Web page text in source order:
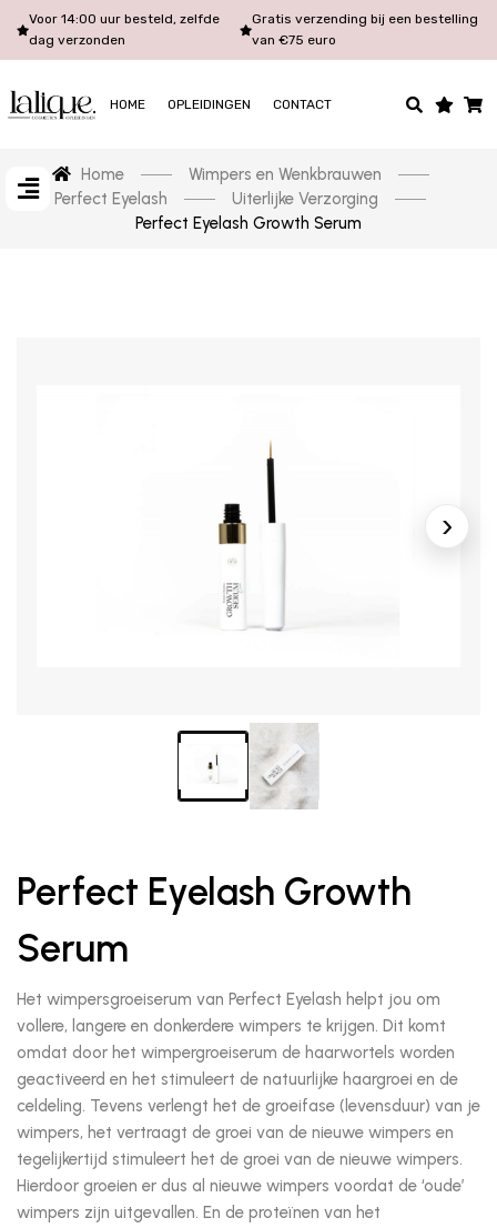
Voor 14:00 uur besteld, zelfde
dag verzonden
Gratis verzending bij een bestelling
van €75 euro
HOME OPLEIDINGEN CONTACT
Home
Wimpers en Wenkbrauwen
Perfect Eyelash
Uiterlijke Verzorging
Perfect Eyelash Growth Serum
Perfect Eyelash Growth
Serum
Het wimpersgroeiserum van Perfect Eyelash helpt jou om
vollere, langere en donkerdere wimpers te krijgen. Dit komt
omdat door het wimpergroeiserum de haarwortels worden
geactiveerd en het stimuleert de natuurlijke haargroei en de
celdeling. Tevens verlengt het de groeifase (levensduur) van je
wimpers, het vertraagt de groei van de nieuwe wimpers en
tegelijkertijd stimuleert het de groei van de nieuwe wimpers.
Hierdoor groeien er dus al nieuwe wimpers voordat de ‘oude’
wimpers zijn uitgevallen. En de proteïnen van het